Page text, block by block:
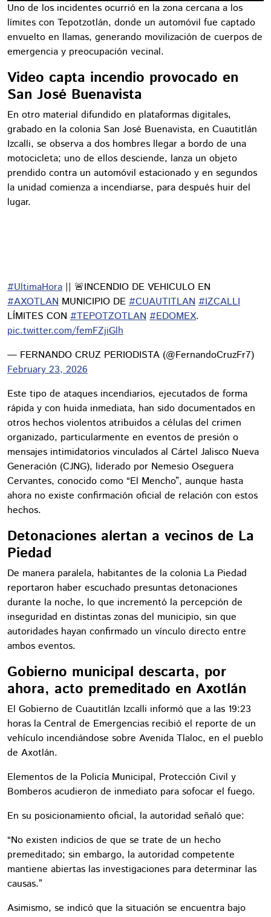
Uno de los incidentes ocurrió en la zona cercana a los
límites con Tepotzotlán, donde un automóvil fue captado
envuelto en llamas, generando movilización de cuerpos de
emergencia y preocupación vecinal.
Video capta incendio provocado en
San José Buenavista
En otro material difundido en plataformas digitales,
grabado en la colonia San José Buenavista, en Cuautitlán
Izcalli, se observa a dos hombres llegar a bordo de una
motocicleta; uno de ellos desciende, lanza un objeto
prendido contra un automóvil estacionado y en segundos
la unidad comienza a incendiarse, para después huir del
lugar.
#UltimaHora || 🚨INCENDIO DE VEHICULO EN
#AXOTLAN MUNICIPIO DE #CUAUTITLAN #IZCALLI
LÍMITES CON #TEPOTZOTLAN #EDOMEX.
pic.twitter.com/femFZjiGlh
— FERNANDO CRUZ PERIODISTA (@FernandoCruzFr7)
February 23, 2026
Este tipo de ataques incendiarios, ejecutados de forma
rápida y con huida inmediata, han sido documentados en
otros hechos violentos atribuidos a células del crimen
organizado, particularmente en eventos de presión o
mensajes intimidatorios vinculados al Cártel Jalisco Nueva
Generación (CJNG), liderado por Nemesio Oseguera
Cervantes, conocido como “El Mencho”, aunque hasta
ahora no existe confirmación oficial de relación con estos
hechos.
Detonaciones alertan a vecinos de La
Piedad
De manera paralela, habitantes de la colonia La Piedad
reportaron haber escuchado presuntas detonaciones
durante la noche, lo que incrementó la percepción de
inseguridad en distintas zonas del municipio, sin que
autoridades hayan confirmado un vínculo directo entre
ambos eventos.
Gobierno municipal descarta, por
ahora, acto premeditado en Axotlán
El Gobierno de Cuautitlán Izcalli informó que a las 19:23
horas la Central de Emergencias recibió el reporte de un
vehículo incendiándose sobre Avenida Tlaloc, en el pueblo
de Axotlán.
Elementos de la Policía Municipal, Protección Civil y
Bomberos acudieron de inmediato para sofocar el fuego.
En su posicionamiento oficial, la autoridad señaló que:
“No existen indicios de que se trate de un hecho
premeditado; sin embargo, la autoridad competente
mantiene abiertas las investigaciones para determinar las
causas.”
Asimismo, se indicó que la situación se encuentra bajo